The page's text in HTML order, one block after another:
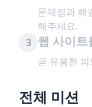
문제점과 해
해주세요.
3 웹 사이
곧 유용한
전체 미션